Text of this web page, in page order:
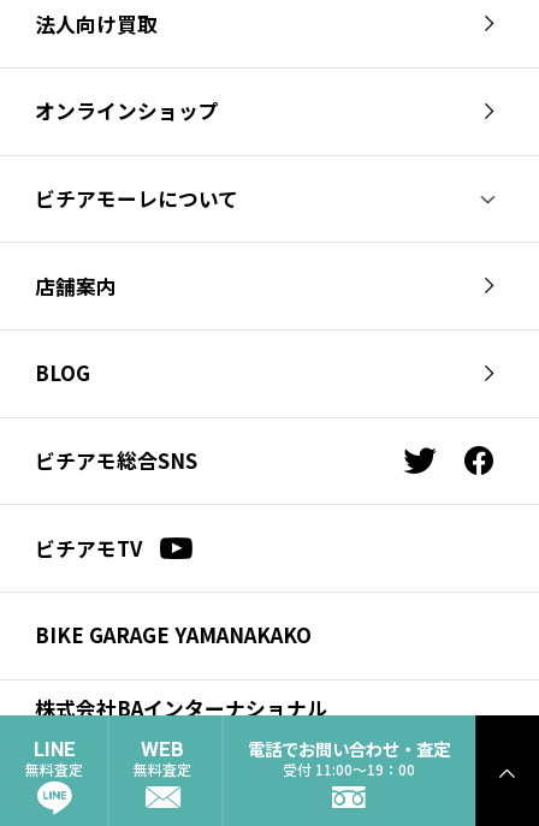
LINE
無料査定
WEB
無料査定
電話でお問い合わせ・査定
受付 11:00〜19：00 ト
法人向け買取
オンラインショップ
ビチアモーレについて
ビチアモーレについて
スタッフ紹介
会社概要
店舗案内
芦屋店
南麻布店
サイクルジャージ店
広島店
BLOG
お知らせ
スタッフブログ
ビチアモコラム
ビチアモ総合SNS
t
w
t
f
a
b
k
ビチアモTV
BIKE GARAGE YAMANAKAKO
株式会社BAインターナショナル
コーポレートサイト
個人情報保護方
針
© 2021 BA International Inc. (Info
biciamore.jp)